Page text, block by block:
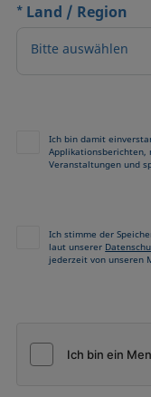
* Land / Region
Bitte auswählen
Ich bin damit
Applikationsberichten,
Veranstaltungen und
Ich stimme der
laut unserer
jederzeit von unseren